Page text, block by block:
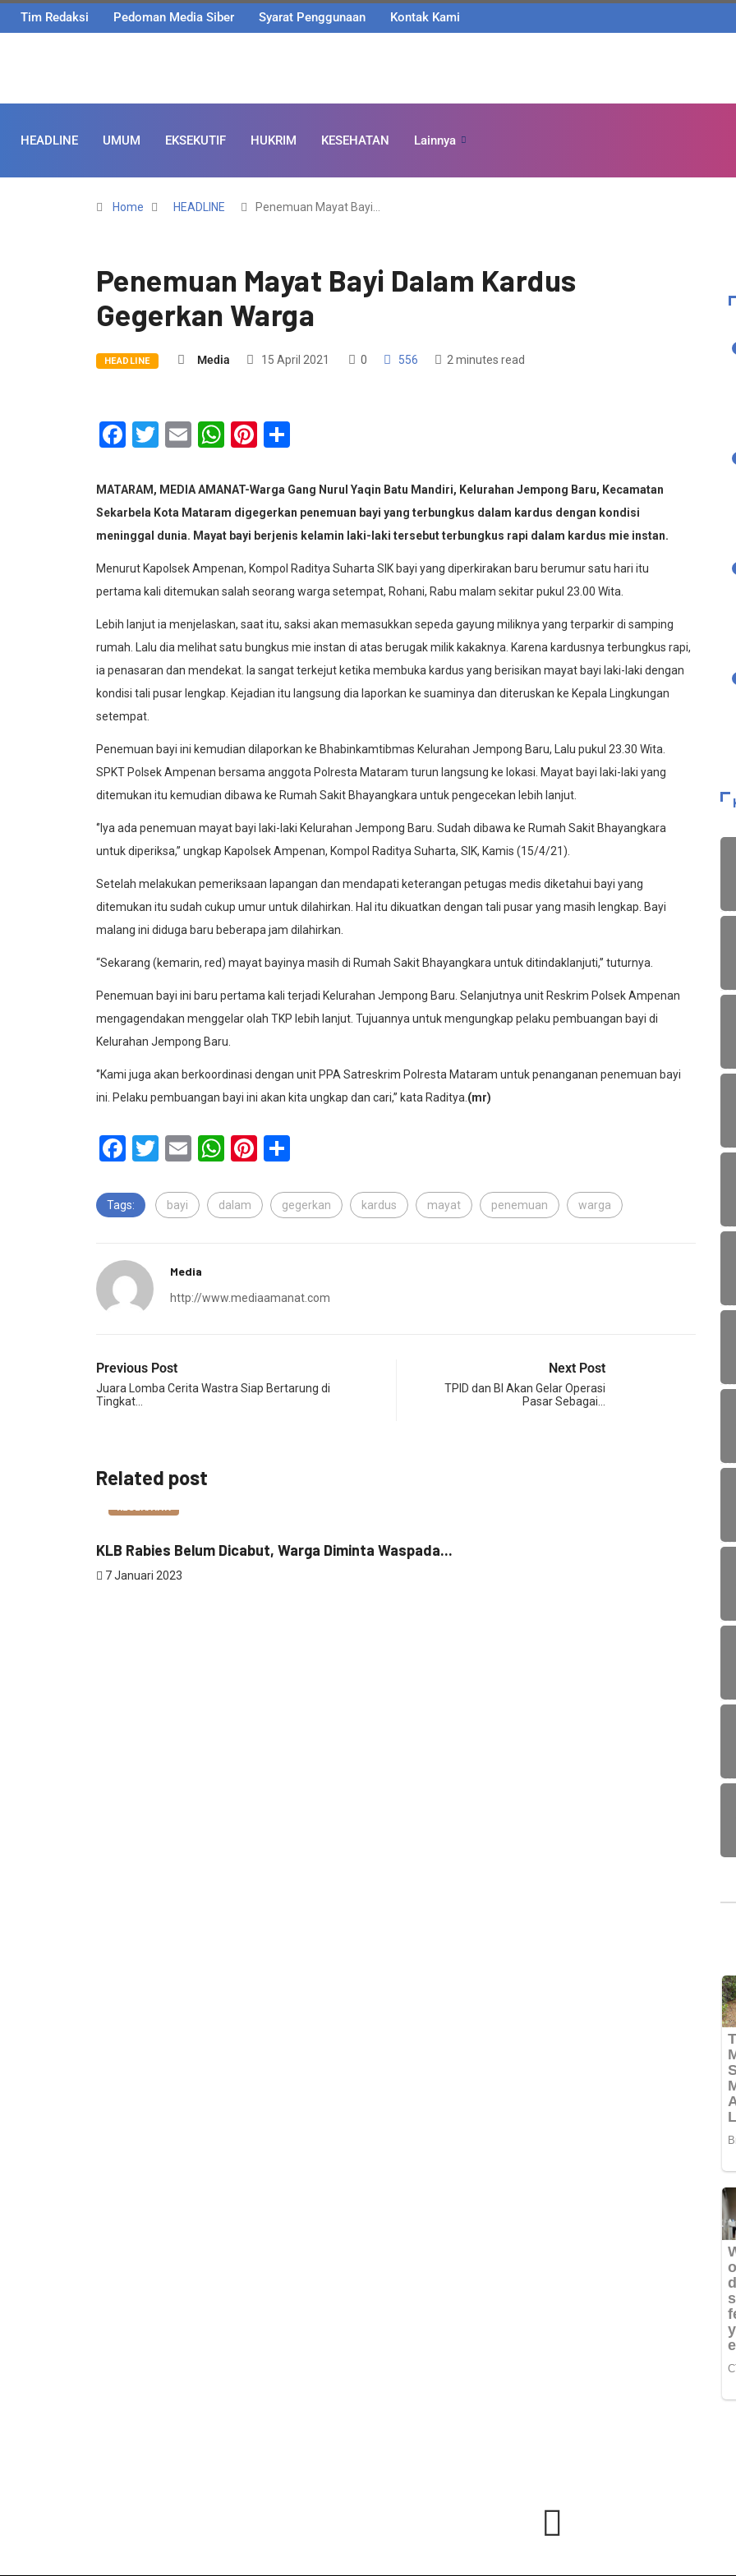
Tim Redaksi Pedoman Media Siber Syarat Penggunaan Kontak Kami
HEADLINE UMUM EKSEKUTIF HUKRIM KESEHATAN Lainnya
Home HEADLINE Penemuan Mayat Bayi…
Penemuan Mayat Bayi Dalam Kardus
Gegerkan Warga
HEADLINE Media 15 April 2021 0 556 2 minutes read
Facebook
Twitter
EmailWhatsApp
Pinterest
MATARAM, MEDIA AMANAT-Warga Gang Nurul Yaqin Batu Mandiri, Kelurahan Jempong Baru, Kecamatan
Sekarbela Kota Mataram digegerkan penemuan bayi yang terbungkus dalam kardus dengan kondisi
meninggal dunia. Mayat bayi berjenis kelamin laki-laki tersebut terbungkus rapi dalam kardus mie instan.
Menurut Kapolsek Ampenan, Kompol Raditya Suharta SIK bayi yang diperkirakan baru berumur satu hari itu
pertama kali ditemukan salah seorang warga setempat, Rohani, Rabu malam sekitar pukul 23.00 Wita.
Lebih lanjut ia menjelaskan, saat itu, saksi akan memasukkan sepeda gayung miliknya yang terparkir di samping
rumah. Lalu dia melihat satu bungkus mie instan di atas berugak milik kakaknya. Karena kardusnya terbungkus rapi,
ia penasaran dan mendekat. Ia sangat terkejut ketika membuka kardus yang berisikan mayat bayi laki-laki dengan
kondisi tali pusar lengkap. Kejadian itu langsung dia laporkan ke suaminya dan diteruskan ke Kepala Lingkungan
setempat.
Penemuan bayi ini kemudian dilaporkan ke Bhabinkamtibmas Kelurahan Jempong Baru, Lalu pukul 23.30 Wita.
SPKT Polsek Ampenan bersama anggota Polresta Mataram turun langsung ke lokasi. Mayat bayi laki-laki yang
ditemukan itu kemudian dibawa ke Rumah Sakit Bhayangkara untuk pengecekan lebih lanjut.
‘’Iya ada penemuan mayat bayi laki-laki Kelurahan Jempong Baru. Sudah dibawa ke Rumah Sakit Bhayangkara
untuk diperiksa,’’ ungkap Kapolsek Ampenan, Kompol Raditya Suharta, SIK, Kamis (15/4/21).
Setelah melakukan pemeriksaan lapangan dan mendapati keterangan petugas medis diketahui bayi yang
ditemukan itu sudah cukup umur untuk dilahirkan. Hal itu dikuatkan dengan tali pusar yang masih lengkap. Bayi
malang ini diduga baru beberapa jam dilahirkan.
“Sekarang (kemarin, red) mayat bayinya masih di Rumah Sakit Bhayangkara untuk ditindaklanjuti,’’ tuturnya.
Penemuan bayi ini baru pertama kali terjadi Kelurahan Jempong Baru. Selanjutnya unit Reskrim Polsek Ampenan
mengagendakan menggelar olah TKP lebih lanjut. Tujuannya untuk mengungkap pelaku pembuangan bayi di
Kelurahan Jempong Baru.
‘’Kami juga akan berkoordinasi dengan unit PPA Satreskrim Polresta Mataram untuk penanganan penemuan bayi
ini. Pelaku pembuangan bayi ini akan kita ungkap dan cari,’’ kata Raditya. (mr)
Facebook
Twitter
EmailWhatsApp
Pinterest
Tags: bayi dalam gegerkan kardus mayat penemuan warga
Media
http://www.mediaamanat.com
Previous Post
Juara Lomba Cerita Wastra Siap Bertarung di
Tingkat…
Next Post
TPID dan BI Akan Gelar Operasi
Pasar Sebagai…
Related post
KLB Rabies Belum Dicabut, Warga Diminta Waspada...
7 Januari 2023 4